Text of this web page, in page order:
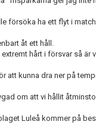
försöka ha ett flyt i
åt ett håll.
hårt i försvar så är
att kunna dra ner på
om att vi hållit
Luleå kommer på